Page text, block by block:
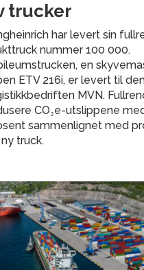
trucker
har levert sin
nummer 100 000.
en
ETV 216i, er levert til
MVN.
CO₂e-utslippene
sammenlignet med
truck.